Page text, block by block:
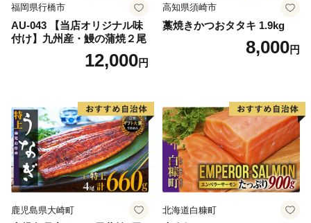
福岡県行橋市
AU-043 【当店オリジナル味
付け】九州産・鰻の蒲焼２尾
12,000円
高知県須崎市
藁焼きかつおタタキ 1.9kg
8,000円
鹿児島県大崎町 北海道白糠町